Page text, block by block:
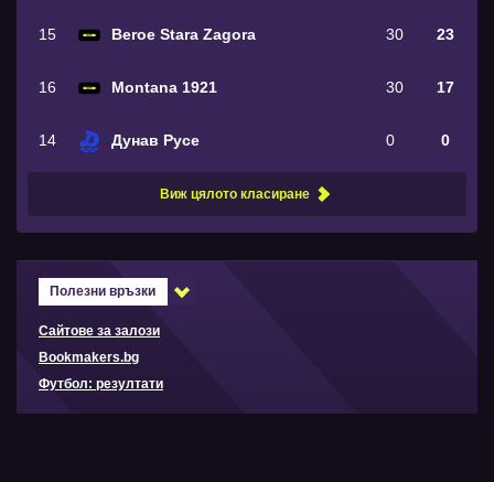
15 Beroe Stara Zagora 30 23
16 Montana 1921 30 17
14 Дунав Русе 0 0
Виж цялото класиране
Полезни връзки
Сайтове за залози
Bookmakers.bg
Футбол: резултати